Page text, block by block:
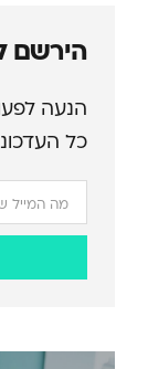
הירשם
הנעה
כל